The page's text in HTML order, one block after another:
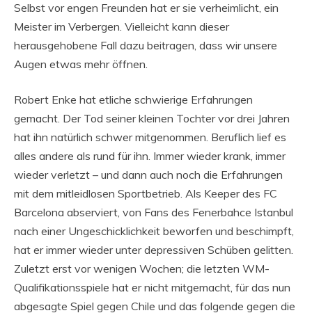
Selbst vor engen Freunden hat er sie verheimlicht, ein
Meister im Verbergen. Vielleicht kann dieser
herausgehobene Fall dazu beitragen, dass wir unsere
Augen etwas mehr öffnen.
Robert Enke hat etliche schwierige Erfahrungen
gemacht. Der Tod seiner kleinen Tochter vor drei Jahren
hat ihn natürlich schwer mitgenommen. Beruflich lief es
alles andere als rund für ihn. Immer wieder krank, immer
wieder verletzt – und dann auch noch die Erfahrungen
mit dem mitleidlosen Sportbetrieb. Als Keeper des FC
Barcelona abserviert, von Fans des Fenerbahce Istanbul
nach einer Ungeschicklichkeit beworfen und beschimpft,
hat er immer wieder unter depressiven Schüben gelitten.
Zuletzt erst vor wenigen Wochen; die letzten WM-
Qualifikationsspiele hat er nicht mitgemacht, für das nun
abgesagte Spiel gegen Chile und das folgende gegen die